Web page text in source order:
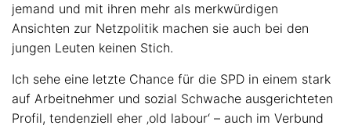
jemand und mit ihren mehr als merkwürdigen
Ansichten zur Netzpolitik machen sie auch bei den
jungen Leuten keinen Stich.
Ich sehe eine letzte Chance für die SPD in einem stark
auf Arbeitnehmer und sozial Schwache ausgerichteten
Profil, tendenziell eher ‚old labour‘ – auch im Verbund